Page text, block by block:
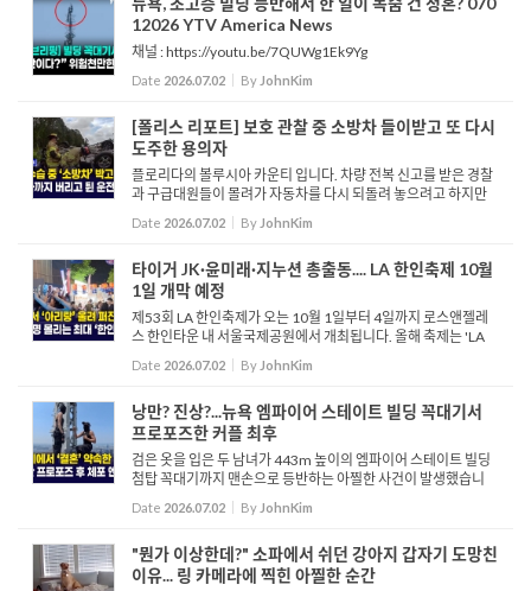
12026 YTV America News
채널 : https://youtu.be/7QUWg1Ek9Yg
Date 2026.07.02 By JohnKim
[폴리스 리포트] 보호 관찰 중 소방차 들이받고 또 다시
도주한 용의자
플로리다의 볼루시아 카운티 입니다. 차량 전복 신고를 받은 경찰
과 구급대원들이 몰려가 자동차를 다시 되돌려 놓으려고 하지만
힘에 부치는 듯 합니다. 이들이 한참 힘을 쓰고 있는 도중 붉은색
차 한대가 소방차를 치고 달아납니다. “저기 사고났다&r...
Date 2026.07.02 By JohnKim
타이거 JK·윤미래·지누션 총출동.... LA 한인축제 10월
1일 개막 예정
제53회 LA 한인축제가 오는 10월 1일부터 4일까지 로스앤젤레
스 한인타운 내 서울국제공원에서 개최됩니다. 올해 축제는 'LA
아리랑'을 주제로 진행되며, 나흘의 행사 기간 동안 40만 명 이상
의 방문객이 찾을 것으로 예상되는 미국 내 최대 규모의 한...
Date 2026.07.02 By JohnKim
낭만? 진상?...뉴욕 엠파이어 스테이트 빌딩 꼭대기서
프로포즈한 커플 최후
검은 옷을 입은 두 남녀가 443m 높이의 엠파이어 스테이트 빌딩
첨탑 꼭대기까지 맨손으로 등반하는 아찔한 사건이 발생했습니
다. 빌딩 첨탑 위에서 두 사람은 "사랑의 힘이 권력에 대한 사랑을
이길 때 세상은 평화를 알게 된다"라는 명언이 적힌 평화 지지 ...
Date 2026.07.02 By JohnKim
"뭔가 이상한데?" 소파에서 쉬던 강아지 갑자기 도망친
이유... 링 카메라에 찍힌 아찔한 순간